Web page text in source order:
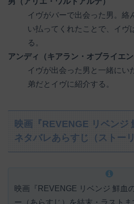
イヴがバーで出会った男。絡
い払ってくれたことで、イヴ
る。
アンディ（キアラン・オブライエン
イヴが出会った男と一緒にい
弟だとイヴに紹介する。
映画『REVENGE リベンジ
ネタバレあらすじ（ストー
映画『REVENGE リベンジ 鮮血
ー（あらすじ）を結末・ラスト